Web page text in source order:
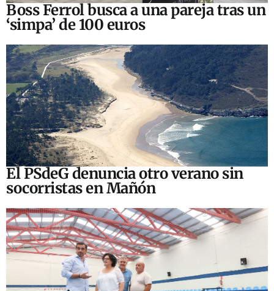
Boss Ferrol busca a una pareja tras un
‘simpa’ de 100 euros
El PSdeG denuncia otro verano sin
socorristas en Mañón